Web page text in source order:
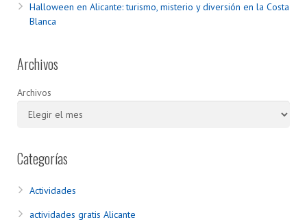
Halloween en Alicante: turismo, misterio y diversión en la Costa
Blanca
Archivos
Archivos
Categorías
Actividades
actividades gratis Alicante